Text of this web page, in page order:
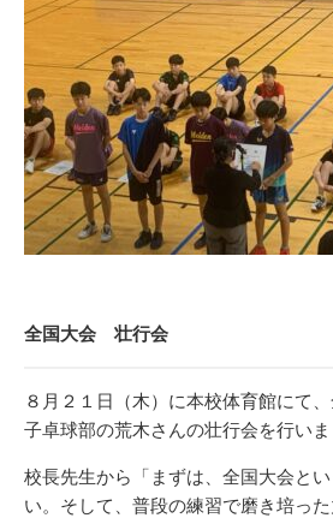
全国大会 壮行会
８月２１日（木）に本校体育館にて
子卓球部の荒木さんの壮行会を行いま
校長先生から「まずは、全国大会と
い。そして、普段の練習で磨き培っ